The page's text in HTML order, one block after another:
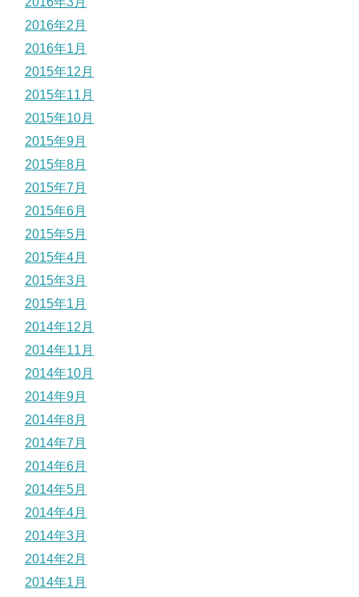
2016年2月
2016年1月
2015年12月
2015年11月
2015年10月
2015年9月
2015年8月
2015年7月
2015年6月
2015年5月
2015年4月
2015年3月
2015年1月
2014年12月
2014年11月
2014年10月
2014年9月
2014年8月
2014年7月
2014年6月
2014年5月
2014年4月
2014年3月
2014年2月
2014年1月